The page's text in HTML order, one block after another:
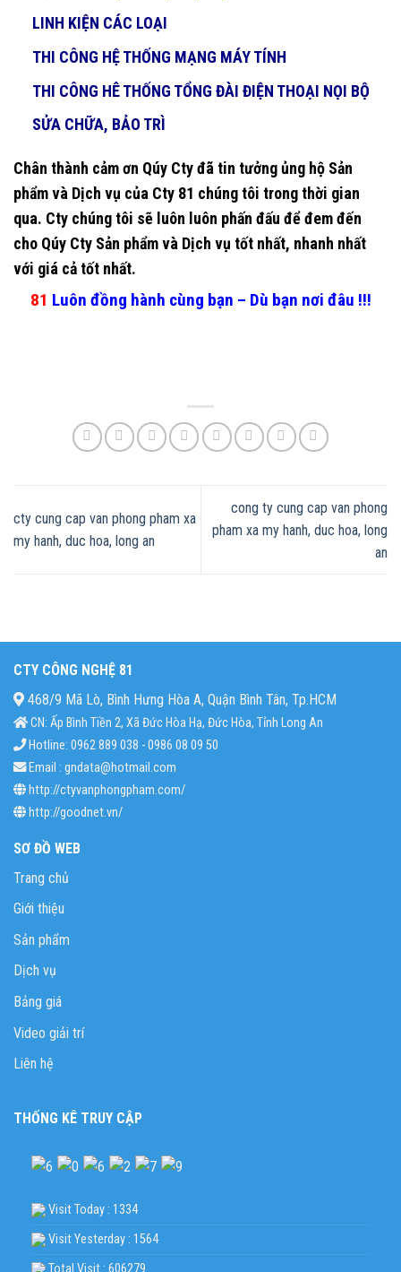
LINH KIỆN CÁC LOẠI
THI CÔNG HỆ THỐNG MẠNG MÁY TÍNH
THI CÔNG HÊ THỐNG TỔNG ĐÀI ĐIỆN THOẠI NỌI BỘ
SỬA CHỮA, BẢO TRÌ
Chân thành cảm ơn Qúy Cty đã tin tưởng ủng hộ Sản
phẩm và Dịch vụ của Cty 81 chúng tôi trong thời gian
qua. Cty chúng tôi sẽ luôn luôn phấn đấu để đem đến
cho Qúy Cty Sản phẩm và Dịch vụ tốt nhất, nhanh nhất
với giá cả tốt nhất.
81 Luôn đồng hành cùng bạn – Dù bạn nơi đâu !!!
cty cung cap van phong pham xa
my hanh, duc hoa, long an
cong ty cung cap van phong
pham xa my hanh, duc hoa, long
an
CTY CÔNG NGHỆ 81
468/9 Mã Lò, Bình Hưng Hòa A, Quận Bình Tân, Tp.HCM
CN: Ấp Bình Tiền 2, Xã Đức Hòa Hạ, Đức Hòa, Tỉnh Long An
Hotline: 0962 889 038 - 0986 08 09 50
Email : gndata@hotmail.com
http://ctyvanphongpham.com/
http://goodnet.vn/
SƠ ĐỒ WEB
Trang chủ
Giới thiệu
Sản phẩm
Dịch vụ
Bảng giá
Video giải trí
Liên hệ
THỐNG KÊ TRUY CẬP
Visit Today : 1334
Visit Yesterday : 1564